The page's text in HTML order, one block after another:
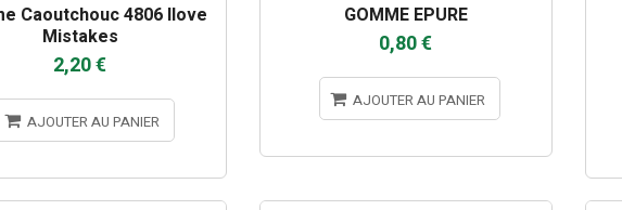
Caoutchouc 4806 Ilove
Mistakes
2,20 €
AJOUTER AU PANIER
GOMME EPURE
0,80 €
AJOUTER AU PANIER